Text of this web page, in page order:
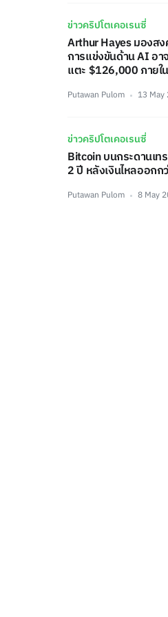
ข่าวคริปโตเคอเรนซี่
Arthur Hayes มองส
การแข่งขันด้าน AI อา
แตะ $126,000 ภายใ
Putawan Pulom 13 May
ข่าวคริปโตเคอเรนซี่
Bitcoin บนกระดานเ
2 ปี หลังเงินไหลออก
Putawan Pulom 8 May